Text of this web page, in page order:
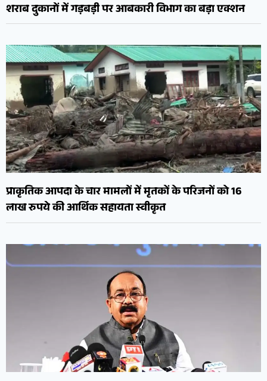
शराब दुकानों में गड़बड़ी पर आबकारी विभाग का बड़ा एक्शन
प्राकृतिक आपदा के चार मामलों में मृतकों के परिजनों को 16
लाख रुपये की आर्थिक सहायता स्वीकृत